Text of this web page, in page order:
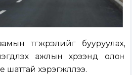
түгжрэлийг бууруулах,
ажлын хүрээнд олон
шаттай хэрэгжүүллээ.